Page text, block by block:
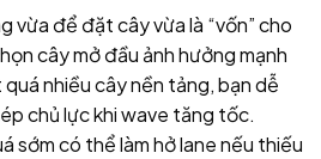
vừa để đặt cây vừa là “vốn” cho
cây mở đầu ảnh hưởng mạnh
nhiều cây nền tảng, bạn dễ
chủ lực khi wave tăng tốc.
sớm có thể làm hở lane nếu thiếu